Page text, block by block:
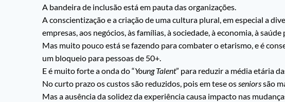
A bandeira de inclusão está em pauta das organizações.
A conscientização e a criação de uma cultura plural, em especial a
empresas, aos negócios, às famílias, à sociedade, à economia, à saúde
Mas muito pouco está se fazendo para combater o etarismo, e é
um bloqueio para pessoas de 50+.
E é muito forte a onda do “Young Talent” para reduzir a média etária
No curto prazo os custos são reduzidos, pois em tese osseniorssão
Mas a ausência da solidez da experiência causa impacto nas